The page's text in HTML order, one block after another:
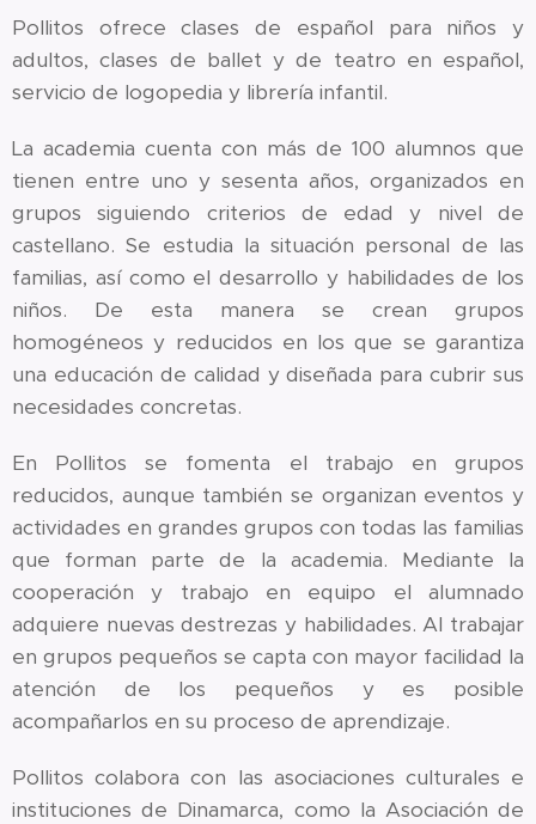
Pollitos ofrece clases de español para niños y
adultos, clases de ballet y de teatro en español,
servicio de logopedia y librería infantil.
La academia cuenta con más de 100 alumnos que
tienen entre uno y sesenta años, organizados en
grupos siguiendo criterios de edad y nivel de
castellano. Se estudia la situación personal de las
familias, así como el desarrollo y habilidades de los
niños. De esta manera se crean grupos
homogéneos y reducidos en los que se garantiza
una educación de calidad y diseñada para cubrir sus
necesidades concretas.
En Pollitos se fomenta el trabajo en grupos
reducidos, aunque también se organizan eventos y
actividades en grandes grupos con todas las familias
que forman parte de la academia. Mediante la
cooperación y trabajo en equipo el alumnado
adquiere nuevas destrezas y habilidades. Al trabajar
en grupos pequeños se capta con mayor facilidad la
atención de los pequeños y es posible
acompañarlos en su proceso de aprendizaje.
Pollitos colabora con las asociaciones culturales e
instituciones de Dinamarca, como la Asociación de